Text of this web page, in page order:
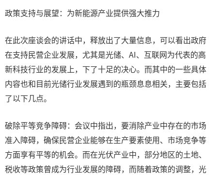
政策支持与展望：为新能源产业提供强大推力
在此次座谈会的讲话中，释放出了大量信息，可以看出政府
在支持民营企业发展，尤其是光储、AI、互联网为代表的高
新科技行业的发展上，下了十足的决心。而其中的一些具体
内容也和目前光储行业发展遇到的瓶颈息息相关，主要包括
了以下几点。
破除平等竞争障碍：会议中指出，要消除产业中存在的市场
准入障碍，确保民营企业能够在生产要素使用、市场竞争等
方面享有平等的机会。而在光伏产业中，部分地区的土地、
税收等政策曾成为行业发展的障碍，而随着政策的调整，光